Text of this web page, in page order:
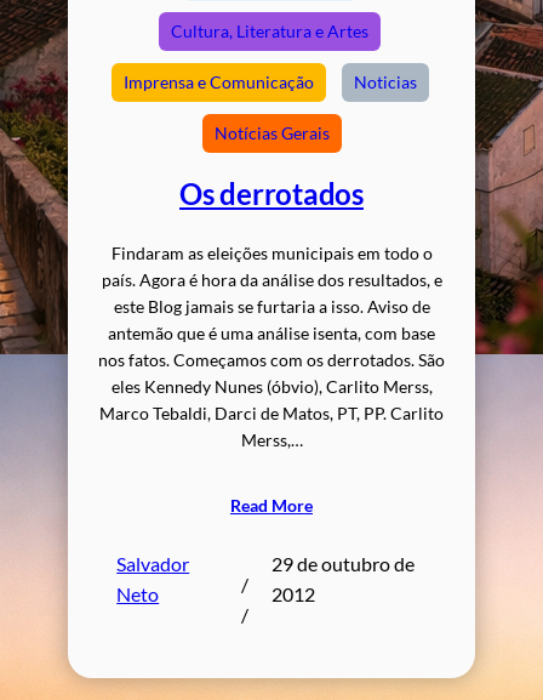
Cultura, Literatura e Artes
Imprensa e Comunicação Noticias
Notícias Gerais
Os derrotados
Findaram as eleições municipais em todo o
país. Agora é hora da análise dos resultados, e
este Blog jamais se furtaria a isso. Aviso de
antemão que é uma análise isenta, com base
nos fatos. Começamos com os derrotados. São
eles Kennedy Nunes (óbvio), Carlito Merss,
Marco Tebaldi, Darci de Matos, PT, PP. Carlito
Merss,…
Read More
Salvador
Neto
/
/
29 de outubro de
2012